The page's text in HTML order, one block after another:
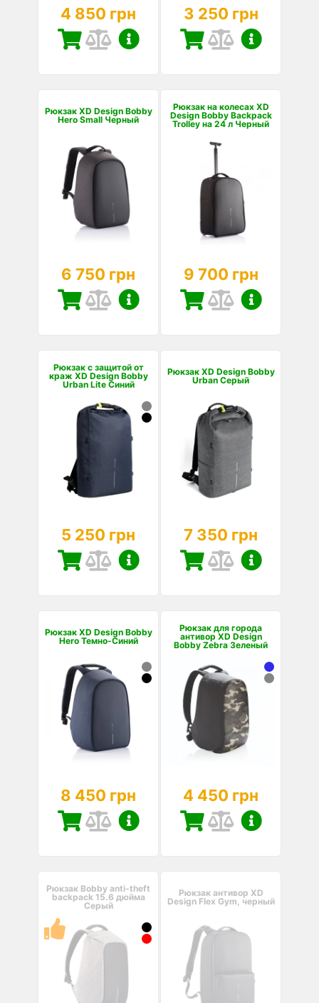
4 850 грн 3 250 грн
Рюкзак XD Design Bobby
Hero Small Черный
6 750 грн
Рюкзак на колесах XD
Design Bobby Backpack
Trolley на 24 л Черный
9 700 грн
Рюкзак с защитой от
краж XD Design Bobby
Urban Lite Синий
5 250 грн
Рюкзак XD Design Bobby
Urban Серый
7 350 грн
Рюкзак XD Design Bobby
Hero Темно-Синий
8 450 грн
Рюкзак для города
антивор XD Design
Bobby Zebra Зеленый
4 450 грн
Рюкзак Bobby anti-theft
backpack 15.6 дюйма
Серый
Рюкзак антивор XD
Design Flex Gym, черный